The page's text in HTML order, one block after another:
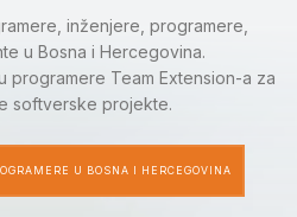
inženjere, programere,
u Bosna i Hercegovina.
programere Team Extension-a za
softverske projekte.
U BOSNA I HERCEGOVINA